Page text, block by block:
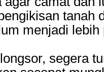
tanah
menjadi
segera